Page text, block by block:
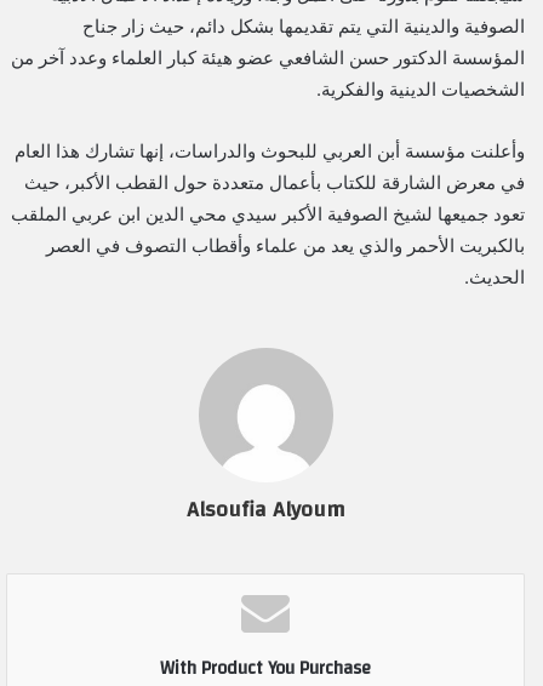
الصوفية والدينية التي يتم تقديمها بشكل دائم، حيث زار جناح
المؤسسة الدكتور حسن الشافعي عضو هيئة كبار العلماء وعدد آخر من
الشخصيات الدينية والفكرية.
وأعلنت مؤسسة أبن العربي للبحوث والدراسات، إنها تشارك هذا العام
في معرض الشارقة للكتاب بأعمال متعددة حول القطب الأكبر، حيث
تعود جميعها لشيخ الصوفية الأكبر سيدي محي الدين ابن عربي الملقب
بالكبريت الأحمر والذي يعد من علماء وأقطاب التصوف في العصر
الحديث.
Alsoufia Alyoum
With Product You Purchase